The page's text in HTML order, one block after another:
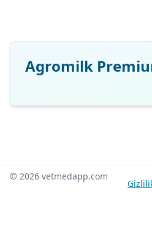
Agromilk
© 2026 vetmedapp.com